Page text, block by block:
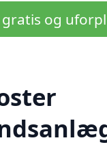
gratis og